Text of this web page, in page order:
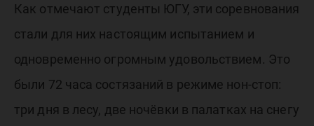
Как отмечают студенты ЮГУ, эти соревнования
стали для них настоящим испытанием и
одновременно огромным удовольствием. Это
были 72 часа состязаний в режиме нон-стоп:
три дня в лесу, две ночёвки в палатках на снегу